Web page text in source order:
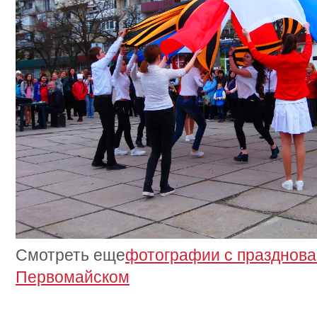
Смотреть ещефотографии с
Первомайском